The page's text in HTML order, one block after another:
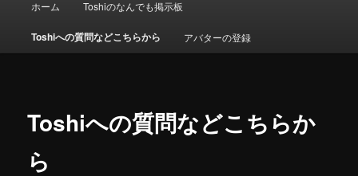
メインコンテンツへ移動
サブコンテンツへ移動
ホーム Toshiのなんでも掲示板
Toshiへの質問などこちらから アバターの登録
Toshiへの質問などこちらか
ら